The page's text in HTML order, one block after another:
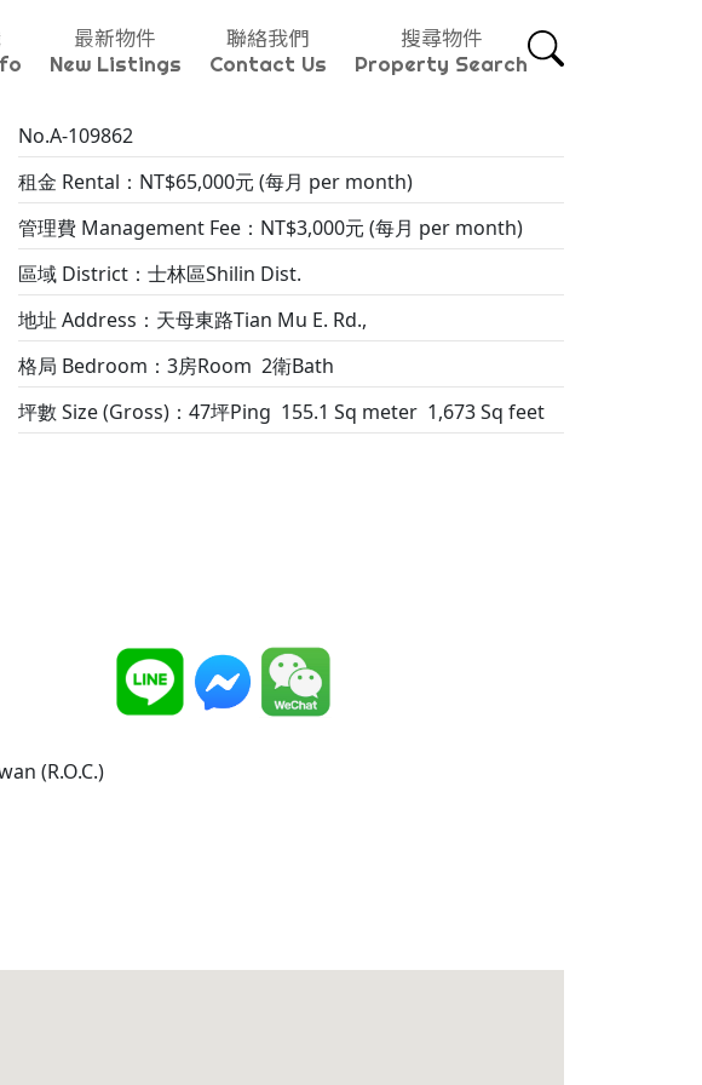
最新物件
New Listings
聯絡我們
Contact Us
搜尋物件
Property Search
No.A-109862
租金 Rental：NT$65,000元 (每月 per month)
管理費 Management Fee：NT$3,000元 (每月 per month)
區域 District：士林區Shilin Dist.
地址 Address：天母東路Tian Mu E. Rd.,
格局 Bedroom：3房Room 2衛Bath
坪數 Size (Gross)：47坪Ping 155.1 Sq meter 1,673 Sq feet
(R.O.C.)